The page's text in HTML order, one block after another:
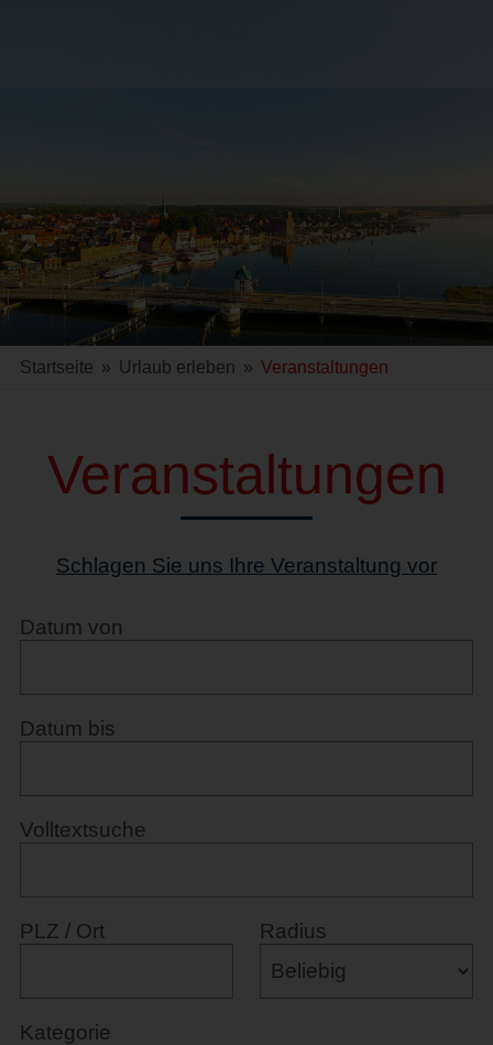
Startseite » Urlaub erleben » Veranstaltungen
Veranstaltungen
Schlagen Sie uns Ihre Veranstaltung vor
Datum von
Datum bis
Volltextsuche
PLZ / Ort Radius
Kategorie